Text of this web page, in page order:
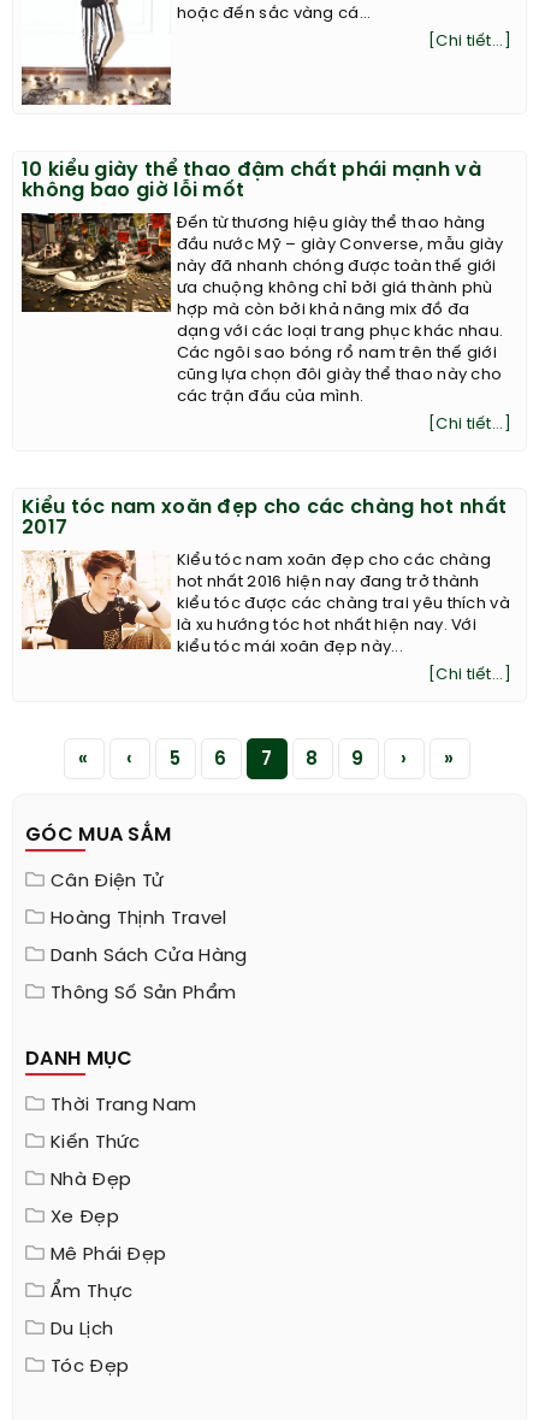
hoặc đến sắc vàng cá...
[Chi tiết...]
10 kiểu giày thể thao đậm chất phái mạnh và
không bao giờ lỗi mốt
Đến từ thương hiệu giày thể thao hàng
đầu nước Mỹ – giày Converse, mẫu giày
này đã nhanh chóng được toàn thế giới
ưa chuộng không chỉ bởi giá thành phù
hợp mà còn bởi khả năng mix đồ đa
dạng với các loại trang phục khác nhau.
Các ngôi sao bóng rổ nam trên thế giới
cũng lựa chọn đôi giày thể thao này cho
các trận đấu của mình.
[Chi tiết...]
Kiểu tóc nam xoăn đẹp cho các chàng hot nhất
2017
Kiểu tóc nam xoăn đẹp cho các chàng
hot nhất 2016 hiện nay đang trở thành
kiểu tóc được các chàng trai yêu thích và
là xu hướng tóc hot nhất hiện nay. Với
kiểu tóc mái xoăn đẹp này...
[Chi tiết...]
« ‹ 5 6 7 8 9 › »
GÓC MUA SẮM
Cân Điện Tử
Hoàng Thịnh Travel
Danh Sách Cửa Hàng
Thông Số Sản Phẩm
DANH MỤC
Thời Trang Nam
Kiến Thức
Nhà Đẹp
Xe Đẹp
Mê Phái Đẹp
Ẩm Thực
Du Lịch
Tóc Đẹp